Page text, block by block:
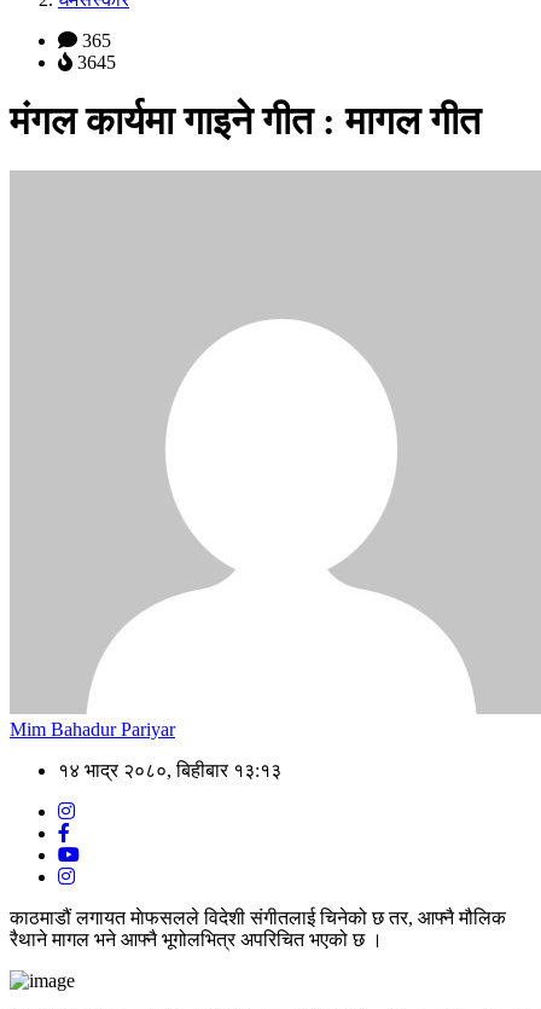
365
3645
मंगल कार्यमा गाइने गीत : मागल गीत
Mim Bahadur Pariyar
१४ भाद्र २०८०, बिहीबार १३:१३
काठमाडौं लगायत माेफसलले विदेशी संगीतलाई चिनेको छ तर, आफ्नै मौलिक
रैथाने मागल भने आफ्नै भूगोलभित्र अपरिचित भएको छ ।